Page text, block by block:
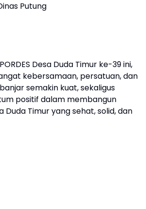
Putung
Desa Duda Timur ke-39 ini,
kebersamaan, persatuan, dan
semakin kuat, sekaligus
positif dalam membangun
Duda Timur yang sehat, solid, dan